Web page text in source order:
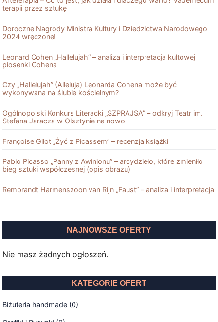
terapii przez sztukę
Doroczne Nagrody Ministra Kultury i Dziedzictwa Narodowego
2024 wręczone!
Leonard Cohen „Hallelujah” – analiza i interpretacja kultowej
piosenki Cohena
Czy „Hallelujah” (Alleluja) Leonarda Cohena może być
wykonywana na ślubie kościelnym?
Ogólnopolski Konkurs Literacki „SZPRAJSA” – odkryj Teatr im.
Stefana Jaracza w Olsztynie na nowo
Françoise Gilot „Żyć z Picassem” – recenzja książki
Pablo Picasso „Panny z Awinionu” – arcydzieło, które zmieniło
bieg sztuki współczesnej (opis obrazu)
Rembrandt Harmenszoon van Rĳn „Faust” – analiza i interpretacja
NAJNOWSZE OFERTY
Nie masz żadnych ogłoszeń.
KATEGORIE OFERT
Biżuteria handmade (0)